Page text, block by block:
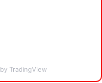
by TradingView